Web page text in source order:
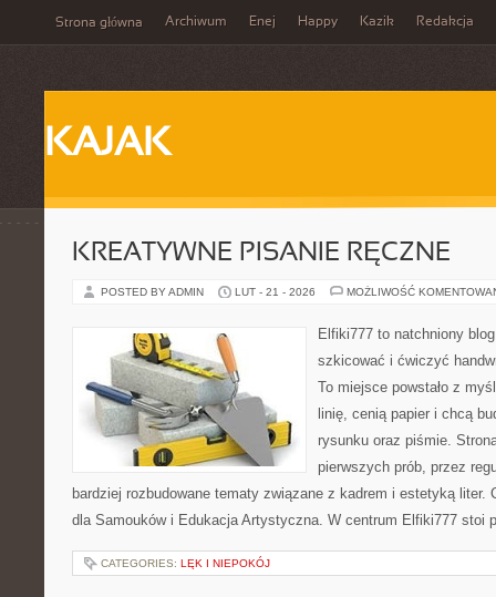
Strona główna Archiwum Enej Happy Kazik Redakcja
KAJAK
KREATYWNE PISANIE RĘCZNE
POSTED BY ADMIN LUT - 21 - 2026 MOŻLIWOŚĆ
Elfiki777 to natchniony
szkicować i ćwiczyć
To miejsce powstało z
linię, cenią papier i chcą
rysunku oraz piśmie.
pierwszych prób, przez
bardziej rozbudowane tematy związane z kadrem i estetyką liter.
dla Samouków i Edukacja Artystyczna. W centrum Elfiki777 stoi
CATEGORIES: LĘK I NIEPOKÓJ